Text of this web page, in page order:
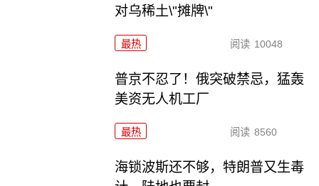
对乌稀土\"摊牌\"
最热 阅读 10048
普京不忍了！俄突破禁忌，猛轰
美资无人机工厂
最热 阅读 8560
海锁波斯还不够，特朗普又生毒